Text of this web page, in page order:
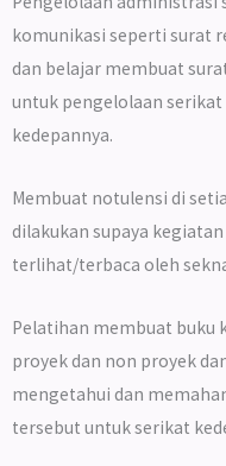
komunikasi seperti surat
dan belajar membuat
untuk pengelolaan serikat
kedepannya.
Membuat notulensi di
dilakukan supaya
terlihat/terbaca oleh
Pelatihan membuat buku
proyek dan non proyek
mengetahui dan
tersebut untuk serikat